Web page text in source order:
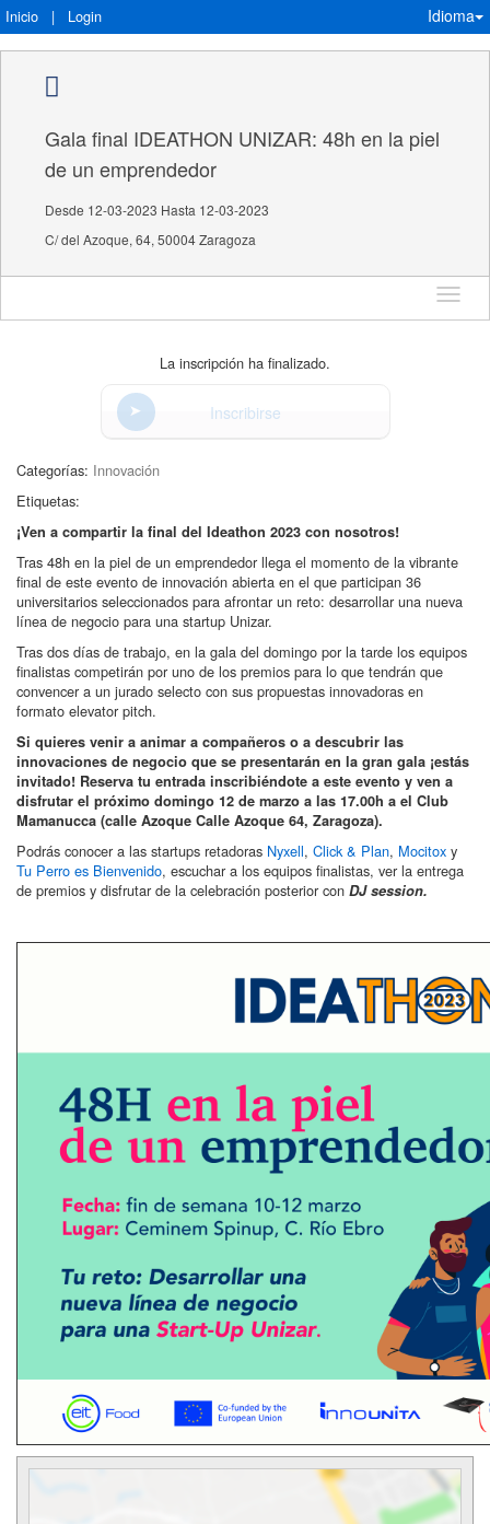
Inicio | Login Idioma
Gala final IDEATHON UNIZAR: 48h en la piel
de un emprendedor
Desde 12-03-2023 Hasta 12-03-2023
C/ del Azoque, 64, 50004 Zaragoza
Idioma
La inscripción ha finalizado.
Inscribirse
Categorías: Innovación
Etiquetas:
¡Ven a compartir la final del Ideathon 2023 con nosotros!
Tras 48h en la piel de un emprendedor llega el momento de la vibrante
final de este evento de innovación abierta en el que participan 36
universitarios seleccionados para afrontar un reto: desarrollar una nueva
línea de negocio para una startup Unizar.
Tras dos días de trabajo, en la gala del domingo por la tarde los equipos
finalistas competirán por uno de los premios para lo que tendrán que
convencer a un jurado selecto con sus propuestas innovadoras en
formato elevator pitch.
Si quieres venir a animar a compañeros o a descubrir las
innovaciones de negocio que se presentarán en la gran gala ¡estás
invitado! Reserva tu entrada inscribiéndote a este evento y ven a
disfrutar el próximo domingo 12 de marzo a las 17.00h a el Club
Mamanucca (calle Azoque Calle Azoque 64, Zaragoza).
Podrás conocer a las startups retadoras Nyxell, Click & Plan, Mocitox y
Tu Perro es Bienvenido, escuchar a los equipos finalistas, ver la entrega
de premios y disfrutar de la celebración posterior con DJ session.